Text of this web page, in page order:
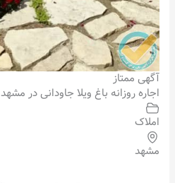
آگهی ممتاز
اجاره روزانه باغ ویلا جاودانی در مشهد
املاک
مشهد